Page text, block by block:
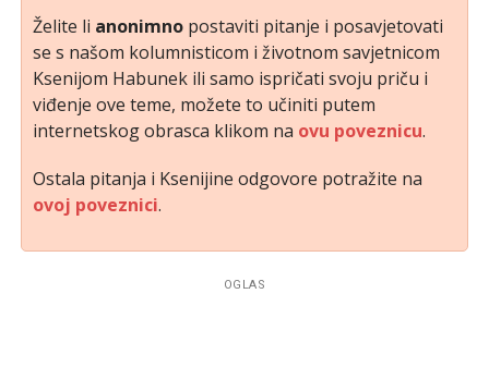
Želite li anonimnopostaviti pitanje i posavjetovati
se s našom kolumnisticom i životnom savjetnicom
Ksenijom Habunek ili samo ispričati svoju priču i
viđenje ove teme, možete to učiniti putem
internetskog obrasca klikom na ovu poveznicu.
Ostala pitanja i Ksenijine odgovore potražite na
ovoj poveznici.
OGLAS